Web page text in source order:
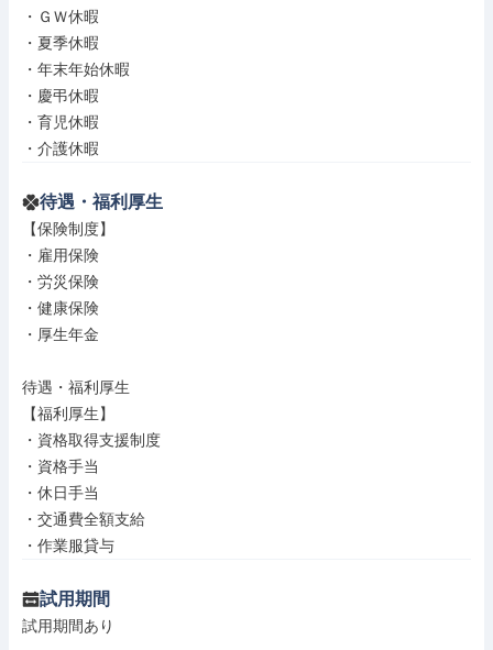
・ＧＷ休暇
・夏季休暇
・年末年始休暇
・慶弔休暇
・育児休暇
・介護休暇
待遇・福利厚生
【保険制度】
・雇用保険
・労災保険
・健康保険
・厚生年金
待遇・福利厚生
【福利厚生】
・資格取得支援制度
・資格手当
・休日手当
・交通費全額支給
・作業服貸与
試用期間
試用期間あり